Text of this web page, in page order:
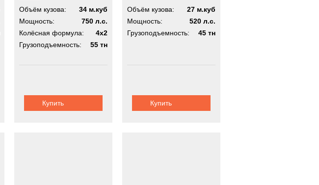
Объём кузова:
34 м.куб
Мощность:
750 л.с.
Колёсная формула:
4х2
Грузоподъемность:
55 тн
Купить
Объём кузова:
27 м.куб
Мощность:
520 л.с.
Грузоподъемность:
45 тн
Купить